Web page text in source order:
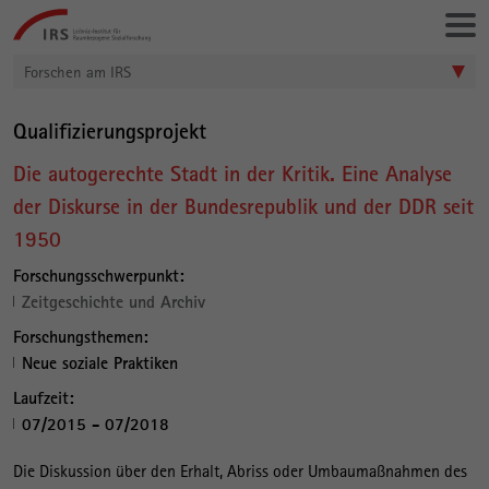
Gehe
direkt
Leibniz-
Institut
Forschen am IRS
Qualifizierungsprojekt
Die autogerechte Stadt in der Kritik. Eine Analyse
der Diskurse in der Bundesrepublik und der DDR seit
1950
Forschungsschwerpunkt:
Zeitgeschichte und Archiv
Forschungsthemen:
Neue soziale Praktiken
Laufzeit:
07/2015 - 07/2018
Die Diskussion über den Erhalt, Abriss oder Umbaumaßnahmen des